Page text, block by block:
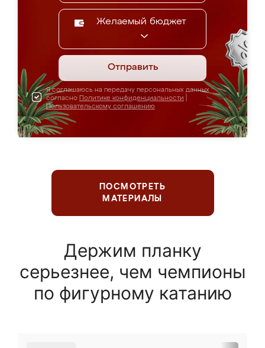
Желаемый бюджет
Отправить
Я соглашаюсь на передачу персональных данных
согласно Политике конфиденциальности
Пользовательскому соглашению
ПОСМОТРЕТЬ
МАТЕРИАЛЫ
Держим планку
серьезнее, чем чемпионы
по фигурному катанию